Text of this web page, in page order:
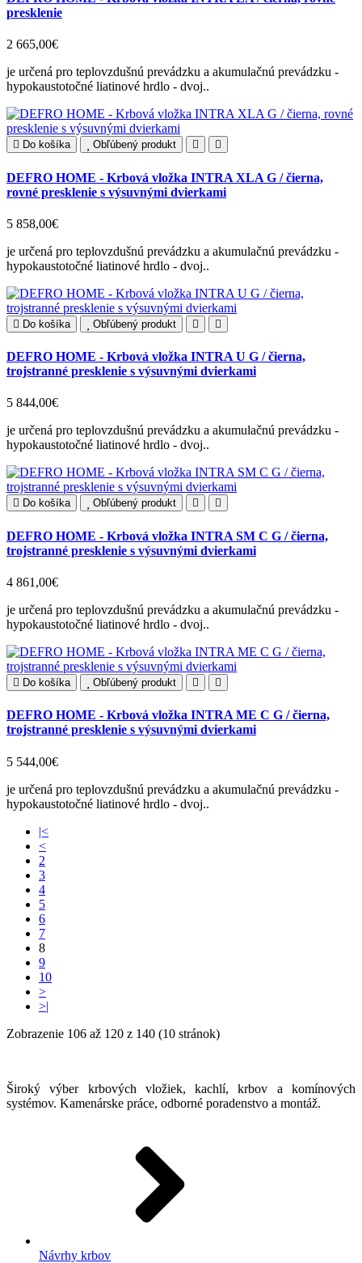
presklenie
2 665,00€
je určená pro teplovzdušnú prevádzku a akumulačnú prevádzku -
hypokaustotočné liatinové hrdlo - dvoj..
Do košíka Obľúbený produkt
DEFRO HOME - Krbová vložka INTRA XLA G / čierna,
rovné presklenie s výsuvnými dvierkami
5 858,00€
je určená pro teplovzdušnú prevádzku a akumulačnú prevádzku -
hypokaustotočné liatinové hrdlo - dvoj..
Do košíka Obľúbený produkt
DEFRO HOME - Krbová vložka INTRA U G / čierna,
trojstranné presklenie s výsuvnými dvierkami
5 844,00€
je určená pro teplovzdušnú prevádzku a akumulačnú prevádzku -
hypokaustotočné liatinové hrdlo - dvoj..
Do košíka Obľúbený produkt
DEFRO HOME - Krbová vložka INTRA SM C G / čierna,
trojstranné presklenie s výsuvnými dvierkami
4 861,00€
je určená pro teplovzdušnú prevádzku a akumulačnú prevádzku -
hypokaustotočné liatinové hrdlo - dvoj..
Do košíka Obľúbený produkt
DEFRO HOME - Krbová vložka INTRA ME C G / čierna,
trojstranné presklenie s výsuvnými dvierkami
5 544,00€
je určená pro teplovzdušnú prevádzku a akumulačnú prevádzku -
hypokaustotočné liatinové hrdlo - dvoj..
|<
<
2
3
4
5
6
7
8
9
10
>
>|
Zobrazenie 106 až 120 z 140 (10 stránok)
Široký výber krbových vložiek, kachlí, krbov a komínových
systémov. Kamenárske práce, odborné poradenstvo a montáž.
Návrhy krbov